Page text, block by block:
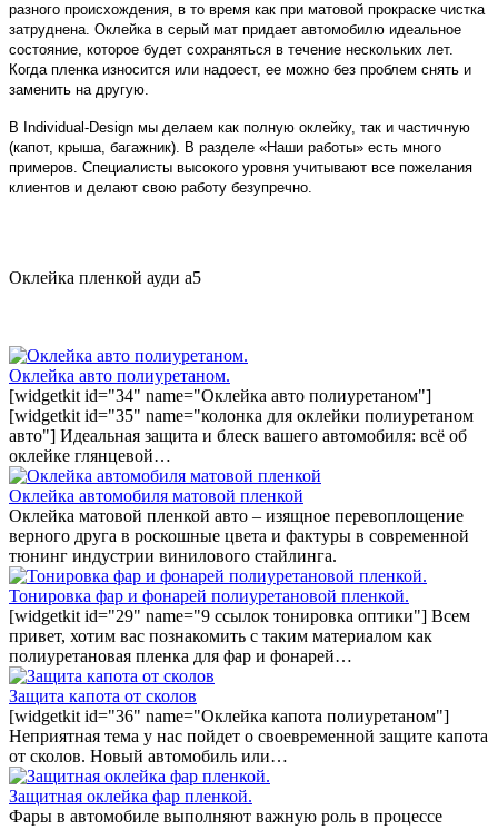
разного происхождения, в то время как при матовой прокраске чистка
затруднена. Оклейка в серый мат придает автомобилю идеальное
состояние, которое будет сохраняться в течение нескольких лет.
Когда пленка износится или надоест, ее можно без проблем снять и
заменить на другую.
В Individual-Design мы делаем как полную оклейку, так и частичную
(капот, крыша, багажник). В разделе «Наши работы» есть много
примеров. Специалисты высокого уровня учитывают все пожелания
клиентов и делают свою работу безупречно.
Оклейка пленкой ауди а5
Оклейка авто полиуретаном.
[widgetkit id="34" name="Оклейка авто полиуретаном"]
[widgetkit id="35" name="колонка для оклейки полиуретаном
авто"] Идеальная защита и блеск вашего автомобиля: всё об
оклейке глянцевой…
Оклейка автомобиля матовой пленкой
Оклейка матовой пленкой авто – изящное перевоплощение
верного друга в роскошные цвета и фактуры в современной
тюнинг индустрии винилового стайлинга.
Тонировка фар и фонарей полиуретановой пленкой.
[widgetkit id="29" name="9 ссылок тонировка оптики"] Всем
привет, хотим вас познакомить с таким материалом как
полиуретановая пленка для фар и фонарей…
Защита капота от сколов
[widgetkit id="36" name="Оклейка капота полиуретаном"]
Неприятная тема у нас пойдет о своевременной защите капота
от сколов. Новый автомобиль или…
Защитная оклейка фар пленкой.
Фары в автомобиле выполняют важную роль в процессе